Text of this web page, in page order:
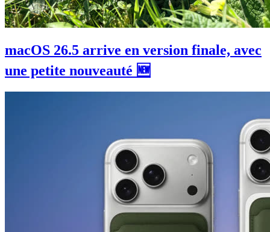
macOS 26.5 arrive en version finale, avec
une petite nouveauté 🆕